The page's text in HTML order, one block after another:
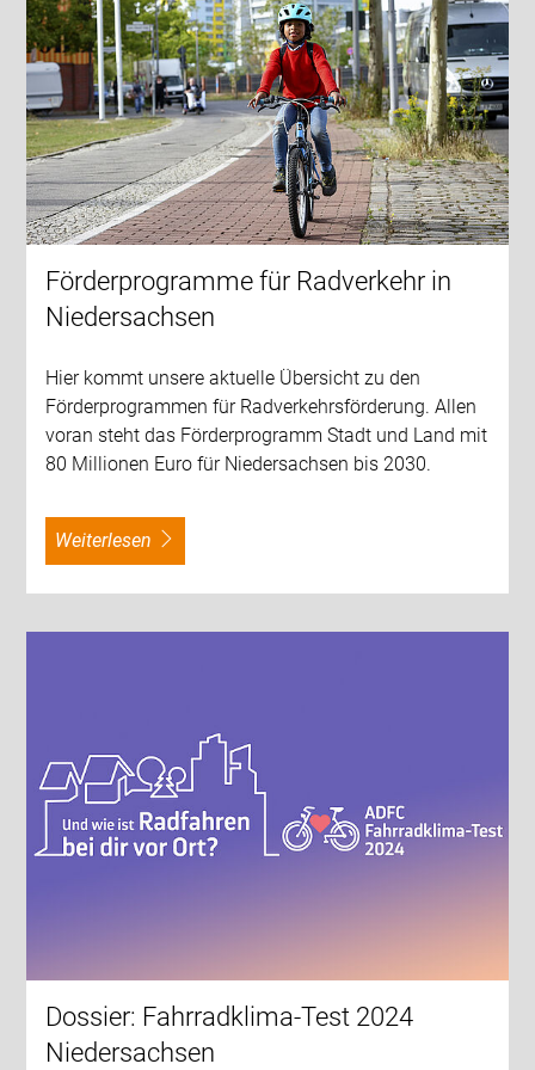
Förderprogramme für Radverkehr in
Niedersachsen
Hier kommt unsere aktuelle Übersicht zu den
Förderprogrammen für Radverkehrsförderung. Allen
voran steht das Förderprogramm Stadt und Land mit
80 Millionen Euro für Niedersachsen bis 2030.
weiterlesen
Dossier: Fahrradklima-Test 2024
Niedersachsen